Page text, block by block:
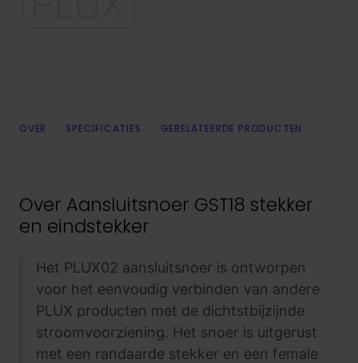
OVER SPECIFICATIES GERELATEERDE PRODUCTEN
Over Aansluitsnoer GST18 stekker
en eindstekker
Het PLUX02 aansluitsnoer is ontworpen
voor het eenvoudig verbinden van andere
PLUX producten met de dichtstbijzijnde
stroomvoorziening. Het snoer is uitgerust
met een randaarde stekker en een female